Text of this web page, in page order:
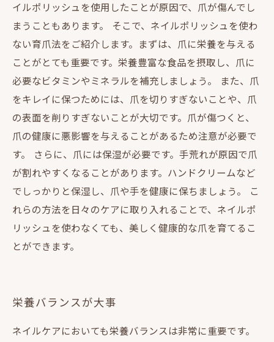
イルポリッシュを使用したことが原因で、爪が傷んでし
まうこともあります。 そこで、ネイルポリッシュを使わ
ない育爪法をご紹介します。まずは、爪に栄養を与える
ことがとても重要です。栄養豊富な食品を摂取し、爪に
必要なビタミンやミネラルを補充しましょう。 また、爪
をキレイに保つためには、爪を切りすぎないことや、爪
の表面を削りすぎないことが大切です。爪が傷つくと、
爪の健康に悪影響を与えることがあるため注意が必要で
す。 さらに、爪には保湿が必要です。手荒れが原因で爪
が割れやすくなることがあります。ハンドクリームなど
でしっかりと保湿し、爪や手を健康に保ちましょう。 こ
れらの方法を日々のケアに取り入れることで、ネイルポ
リッシュを使わなくても、美しく健康的な爪を育てるこ
とができます。
栄養バランスが大事
ネイルケアにおいても栄養バランスは非常に重要です。